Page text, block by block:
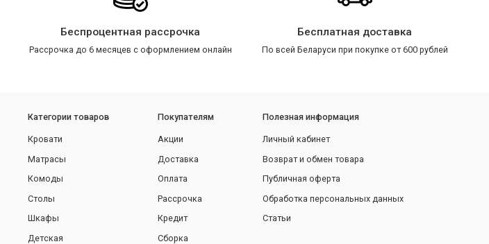
Беспроцентная рассрочка
Рассрочка до 6 месяцев с оформлением онлайн
Бесплатная доставка
По всей Беларуси при покупке от 600 рублей
Категории товаров
Кровати
Матрасы
Комоды
Столы
Шкафы
Детская
Покупателям
Акции
Доставка
Оплата
Рассрочка
Кредит
Сборка
Полезная информация
Личный кабинет
Возврат и обмен товара
Публичная оферта
Обработка персональных данных
Статьи